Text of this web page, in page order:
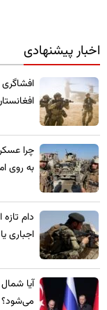
اخبار پیشنهادی
چرا
به روی
​دام
اجباری
​آیا
می‌شود؟